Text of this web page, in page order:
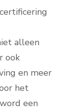
alleen
ook
en meer
het
een